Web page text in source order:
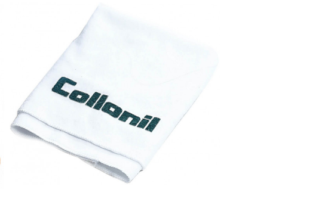
Paño de pulido práctico
Productos de cuidado adecuado para
todos los materiales lisos.
También para pulir como acabado después
de limpiar y cuidar.
Lavable, así como larga vida util.